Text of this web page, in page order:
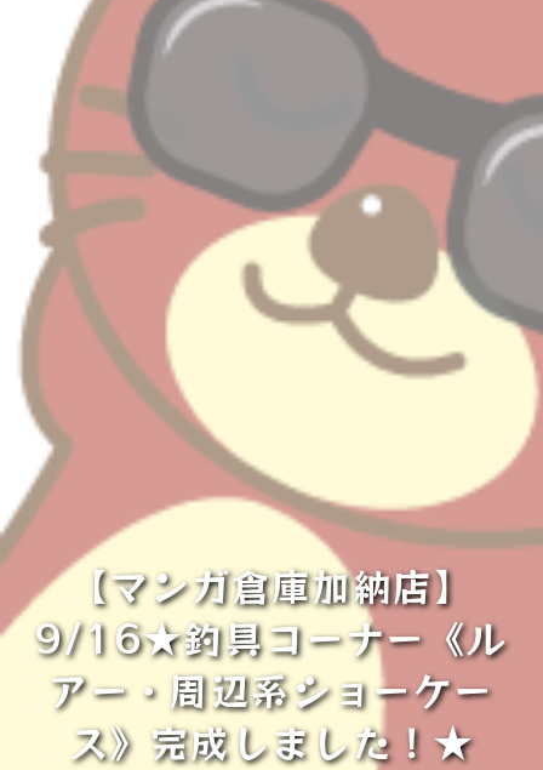
【マンガ倉庫加納店】
9/16★釣具コーナー《ル
アー・周辺系ショーケー
ス》完成しました！★